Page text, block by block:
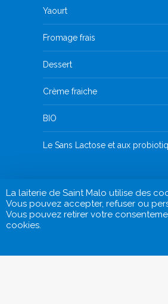
La laiterie de Saint Malo utilise des
Vous pouvez accepter, refuser ou
Vous pouvez retirer votre
cookies.
Yaourt
Fromage frais
Dessert
Crème fraiche
BIO
Le Sans Lactose et aux